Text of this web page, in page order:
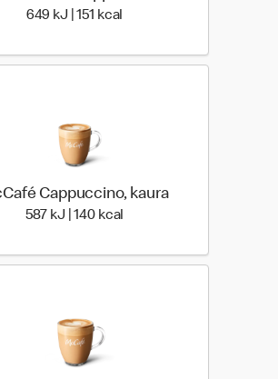
649 kJ | 151 kcal
Cappuccino, kaura
587 kJ | 140 kcal